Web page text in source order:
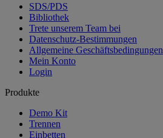
SDS/PDS
Bibliothek
Trete unserem Team bei
Datenschutz-Bestimmungen
Allgemeine Geschäftsbedingungen
Mein Konto
Login
Produkte
Demo Kit
Trennen
Einbetten